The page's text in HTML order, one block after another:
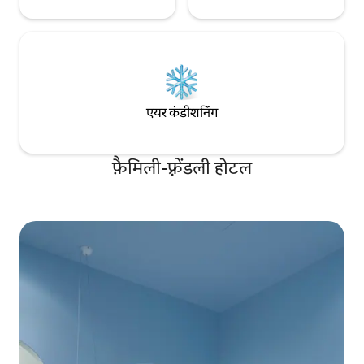
एयर कंडीशनिंग
फ़ैमिली-फ़्रेंडली होटल